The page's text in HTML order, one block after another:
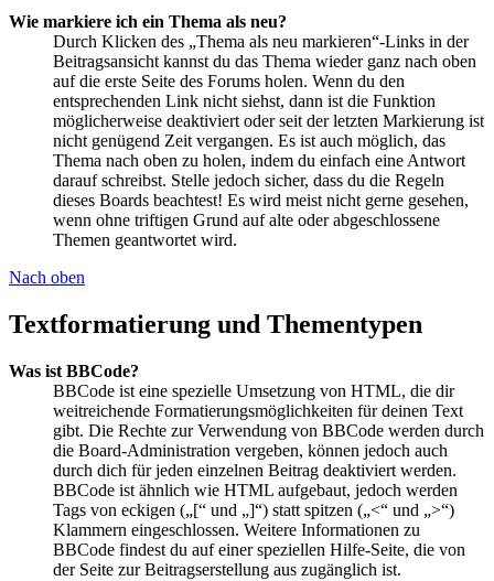
Wie markiere ich ein Thema als neu?
Durch Klicken des „Thema als neu markieren“-Links in der
Beitragsansicht kannst du das Thema wieder ganz nach oben
auf die erste Seite des Forums holen. Wenn du den
entsprechenden Link nicht siehst, dann ist die Funktion
möglicherweise deaktiviert oder seit der letzten Markierung ist
nicht genügend Zeit vergangen. Es ist auch möglich, das
Thema nach oben zu holen, indem du einfach eine Antwort
darauf schreibst. Stelle jedoch sicher, dass du die Regeln
dieses Boards beachtest! Es wird meist nicht gerne gesehen,
wenn ohne triftigen Grund auf alte oder abgeschlossene
Themen geantwortet wird.
Nach oben
Textformatierung und Thementypen
Was ist BBCode?
BBCode ist eine spezielle Umsetzung von HTML, die dir
weitreichende Formatierungsmöglichkeiten für deinen Text
gibt. Die Rechte zur Verwendung von BBCode werden durch
die Board-Administration vergeben, können jedoch auch
durch dich für jeden einzelnen Beitrag deaktiviert werden.
BBCode ist ähnlich wie HTML aufgebaut, jedoch werden
Tags von eckigen („[“ und „]“) statt spitzen („<“ und „>“)
Klammern eingeschlossen. Weitere Informationen zu
BBCode findest du auf einer speziellen Hilfe-Seite, die von
der Seite zur Beitragserstellung aus zugänglich ist.